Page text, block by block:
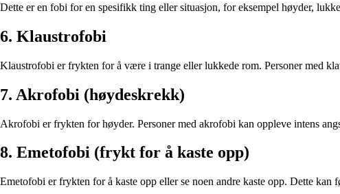
Dette er en fobi for en spesifikk ting eller situasjon, for eksempel høyder,
6. Klaustrofobi
Klaustrofobi er frykten for å være i trange eller lukkede rom. Personer med
7. Akrofobi (høydeskrekk)
Akrofobi er frykten for høyder. Personer med akrofobi kan oppleve intens
8. Emetofobi (frykt for å kaste opp)
Emetofobi er frykten for å kaste opp eller se noen andre kaste opp. Dette